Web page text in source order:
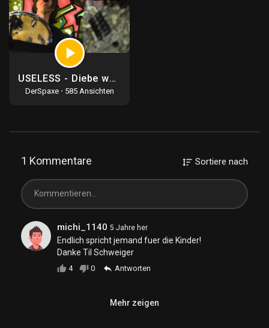
USELESS - Diebe werden reich beschenkt
DerSpaxe · 585 Ansichten
1 Kommentare Sortiere nach
michi_1140 5 Jahre her
Endlich spricht jemand fuer die Kinder!
Danke Til Schweiger
4 0 Antworten
Mehr zeigen